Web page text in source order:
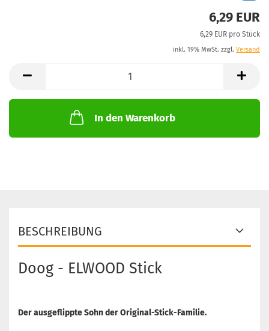
6,29 EUR
6,29 EUR pro Stück
inkl. 19% MwSt. zzgl. Versand
In den Warenkorb
BESCHREIBUNG
Doog - ELWOOD Stick
Der ausgeflippte Sohn der Original-Stick-Familie.